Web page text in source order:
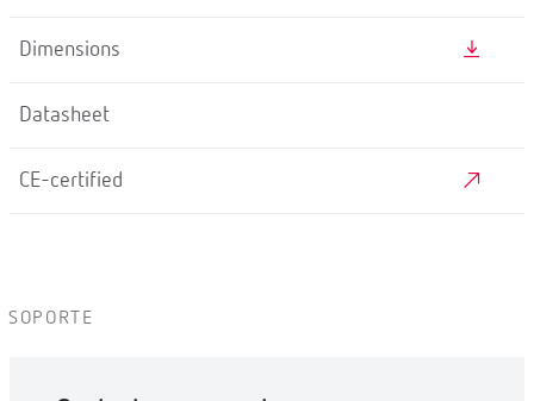
Dimensions
Datasheet
CE-certified
SOPORTE